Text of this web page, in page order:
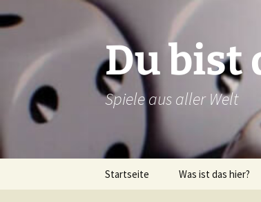
Inhalt
Du bist
Spiele aus aller Welt
Startseite Was ist das hier?